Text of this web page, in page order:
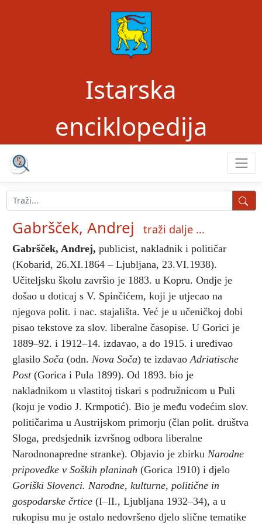
Istarska
enciklopedija
Gabršček, Andrej traži dalje ...
Gabršček, Andrej, publicist, nakladnik i političar
(Kobarid, 26.XI.1864 – Ljubljana, 23.VI.1938).
Učiteljsku školu završio je 1883. u Kopru. Ondje je
došao u doticaj s V. Spinčićem, koji je utjecao na
njegova polit. i nac. stajališta. Već je u učeničkoj dobi
pisao tekstove za slov. liberalne časopise. U Gorici je
1889–92. i 1912–14. izdavao, a do 1915. i uređivao
glasilo Soča (odn. Nova Soča) te izdavao Adriatische
Post(Gorica i Pula 1899). Od 1893. bio je
nakladnikom u vlastitoj tiskari s podružnicom u Puli
(koju je vodio J. Krmpotić). Bio je među vodećim slov.
političarima u Austrijskom primorju (član polit. društva
Sloga, predsjednik izvršnog odbora liberalne
Narodnonapredne stranke). Objavio je zbirku Narodne
pripovedke v Soških planinah (Gorica 1910) i djelo
Goriški Slovenci. Narodne, kulturne, politične in
gospodarske črtice (I–II., Ljubljana 1932–34), a u
rukopisu mu je ostalo nedovršeno djelo slične tematike